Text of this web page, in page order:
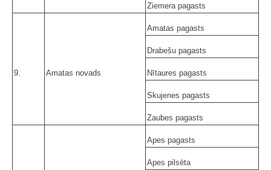
Ziemera pagasts
9. Amatas novads
Amatas pagasts
Drabešu pagasts
Nītaures pagasts
Skujenes pagasts
Zaubes pagasts
Apes pagasts
Apes pilsēta